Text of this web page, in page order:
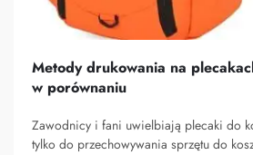
Metody drukowania na
w porównaniu
Zawodnicy i fani uwielbiają plecaki do
tylko do przechowywania sprzętu do